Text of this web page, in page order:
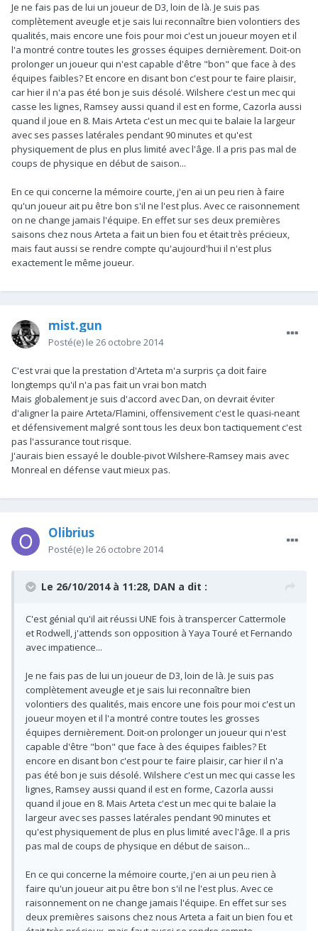
Je ne fais pas de lui un joueur de D3, loin de là. Je suis pas
complètement aveugle et je sais lui reconnaître bien volontiers des
qualités, mais encore une fois pour moi c'est un joueur moyen et il
l'a montré contre toutes les grosses équipes dernièrement. Doit-on
prolonger un joueur qui n'est capable d'être "bon" que face à des
équipes faibles? Et encore en disant bon c'est pour te faire plaisir,
car hier il n'a pas été bon je suis désolé. Wilshere c'est un mec qui
casse les lignes, Ramsey aussi quand il est en forme, Cazorla aussi
quand il joue en 8. Mais Arteta c'est un mec qui te balaie la largeur
avec ses passes latérales pendant 90 minutes et qu'est
physiquement de plus en plus limité avec l'âge. Il a pris pas mal de
coups de physique en début de saison...
En ce qui concerne la mémoire courte, j'en ai un peu rien à faire
qu'un joueur ait pu être bon s'il ne l'est plus. Avec ce raisonnement
on ne change jamais l'équipe. En effet sur ses deux premières
saisons chez nous Arteta a fait un bien fou et était très précieux,
mais faut aussi se rendre compte qu'aujourd'hui il n'est plus
exactement le même joueur.
mist.gun
Posté(e) le 26 octobre 2014
C'est vrai que la prestation d'Arteta m'a surpris ça doit faire
longtemps qu'il n'a pas fait un vrai bon match
Mais globalement je suis d'accord avec Dan, on devrait éviter
d'aligner la paire Arteta/Flamini, offensivement c'est le quasi-neant
et défensivement malgré sont tous les deux bon tactiquement c'est
pas l'assurance tout risque.
J'aurais bien essayé le double-pivot Wilshere-Ramsey mais avec
Monreal en défense vaut mieux pas.
Olibrius
Posté(e) le 26 octobre 2014
Le 26/10/2014 à 11:28, DAN a dit :
C'est génial qu'il ait réussi UNE fois à transpercer Cattermole
et Rodwell, j'attends son opposition à Yaya Touré et Fernando
avec impatience...
Je ne fais pas de lui un joueur de D3, loin de là. Je suis pas
complètement aveugle et je sais lui reconnaître bien
volontiers des qualités, mais encore une fois pour moi c'est un
joueur moyen et il l'a montré contre toutes les grosses
équipes dernièrement. Doit-on prolonger un joueur qui n'est
capable d'être "bon" que face à des équipes faibles? Et
encore en disant bon c'est pour te faire plaisir, car hier il n'a
pas été bon je suis désolé. Wilshere c'est un mec qui casse les
lignes, Ramsey aussi quand il est en forme, Cazorla aussi
quand il joue en 8. Mais Arteta c'est un mec qui te balaie la
largeur avec ses passes latérales pendant 90 minutes et
qu'est physiquement de plus en plus limité avec l'âge. Il a pris
pas mal de coups de physique en début de saison...
En ce qui concerne la mémoire courte, j'en ai un peu rien à
faire qu'un joueur ait pu être bon s'il ne l'est plus. Avec ce
raisonnement on ne change jamais l'équipe. En effet sur ses
deux premières saisons chez nous Arteta a fait un bien fou et